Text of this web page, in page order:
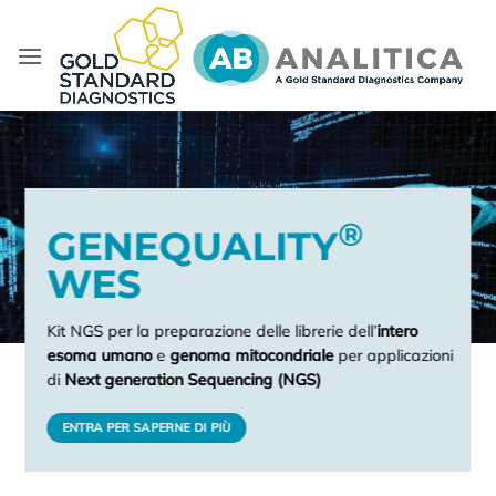
contenuti
GENEQUALITY®
WES
Kit NGS per la preparazione delle librerie dell’intero
esoma umanoegenoma mitocondrialeper applicazioni
di Next generation Sequencing (NGS)
ENTRA PER SAPERNE DI PIÙ